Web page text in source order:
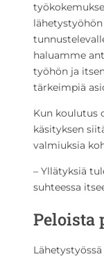
haluamme
työhön ja
tärkeimpiä
Kun koulutus
käsityksen
valmiuksia
– Yllätyksiä
suhteessa
Peloista